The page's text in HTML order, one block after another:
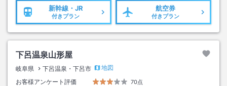
新幹線・JR
付きプラン
航空券
付きプラン
下呂温泉山形屋
岐阜県 下呂温泉・下呂市
地図
お客様アンケート評価
70点